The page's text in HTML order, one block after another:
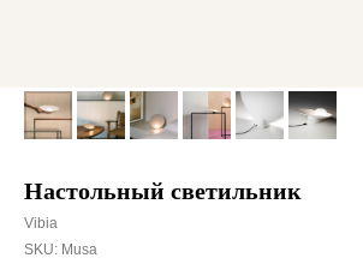
Настольный светильник
Vibia
SKU: Musa